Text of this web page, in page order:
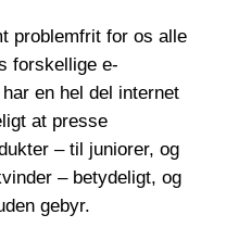
problemfrit for os alle
forskellige e-
en hel del internet
at presse
– til juniorer, og
– betydeligt, og
gebyr.